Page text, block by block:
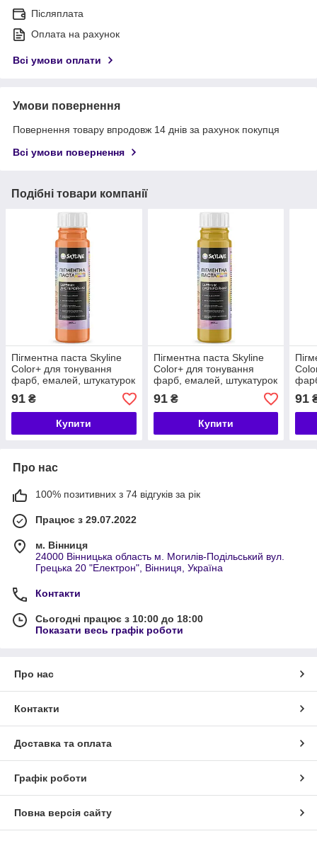
Післяплата
Оплата на рахунок
Всі умови оплати
Умови повернення
Повернення товару впродовж 14 днів за рахунок покупця
Всі умови повернення
Подібні товари компанії
Пігментна паста Skyline
Color+ для тонування
фарб, емалей, штукатурок
91 ₴
Купити
Пігментна паста Skyline
Color+ для тонування
фарб, емалей, штукатурок
91₴
Купити
91
Про нас
100% позитивних з 74 відгуків за рік
Працює з 29.07.2022
м. Вінниця
24000 Вінницька область м. Могилів-Подільський вул.
Грецька 20 "Електрон", Вінниця, Україна
Контакти
Сьогодні працює з 10:00 до 18:00
Показати весь графік роботи
Про нас
Контакти
Доставка та оплата
Графік роботи
Повна версія сайту